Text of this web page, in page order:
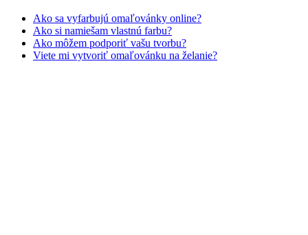
Ako sa vyfarbujú omaľovánky online?
Ako si namiešam vlastnú farbu?
Ako môžem podporiť vašu tvorbu?
Viete mi vytvoriť omaľovánku na želanie?